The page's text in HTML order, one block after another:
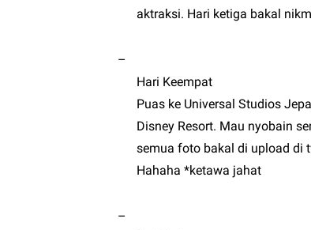
aktraksi. Hari ketiga bakal
–
Hari Keempat
Puas ke Universal Studios
Disney Resort. Mau nyobain
semua foto bakal di upload di
Hahaha *ketawa jahat
–